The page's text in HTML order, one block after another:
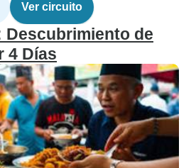
Ver circuito
Descubrimiento de
4 Días